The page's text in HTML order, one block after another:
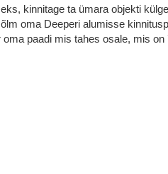
kinnitage ta ümara objekti
oma Deeperi alumisse
paadi mis tahes osale, mis on